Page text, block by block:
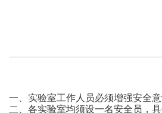
一、实验室工作人员必须增强安全
二、各实验室均须设一名安全员，